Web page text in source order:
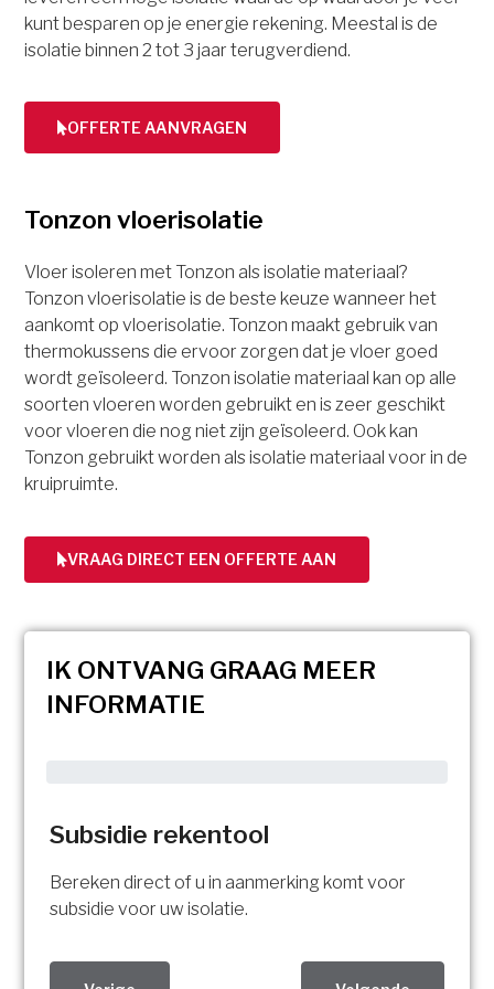
kunt besparen op je energie rekening. Meestal is de
isolatie binnen 2 tot 3 jaar terugverdiend.
OFFERTE AANVRAGEN
Tonzon vloerisolatie
Vloer isoleren met Tonzon als isolatie materiaal?
Tonzon vloerisolatie is de beste keuze wanneer het
aankomt op vloerisolatie. Tonzon maakt gebruik van
thermokussens die ervoor zorgen dat je vloer goed
wordt geïsoleerd. Tonzon isolatie materiaal kan op alle
soorten vloeren worden gebruikt en is zeer geschikt
voor vloeren die nog niet zijn geïsoleerd. Ook kan
Tonzon gebruikt worden als isolatie materiaal voor in de
kruipruimte.
VRAAG DIRECT EEN OFFERTE AAN
IK ONTVANG GRAAG MEER
INFORMATIE
Subsidie rekentool
Bereken direct of u in aanmerking komt voor
subsidie voor uw isolatie.